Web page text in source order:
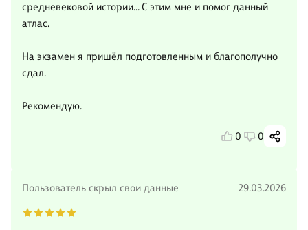
средневековой истории... С этим мне и помог данный
атлас.
На экзамен я пришëл подготовленным и благополучно
сдал.
Рекомендую.
0 0
Пользователь скрыл свои данные 29.03.2026